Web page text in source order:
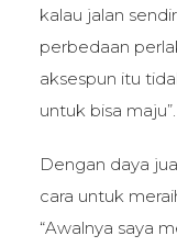
kalau jalan
perbedaan
aksespun itu
untuk bisa maju”.
Dengan daya
cara untuk
“Awalnya saya